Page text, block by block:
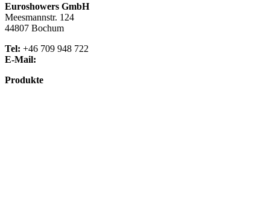
Euroshowers GmbH
Meesmannstr. 124
44807 Bochum
Tel: +46 709 948 722
E-Mail:
Produkte